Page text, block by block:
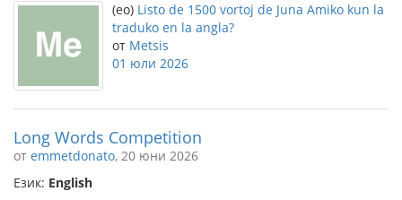
(eo) Listo de 1500 vortoj de Juna Amiko kun la
traduko en la angla?
от Metsis
01 юли 2026
Long Words Competition
от emmetdonato, 20 юни 2026
Език: English